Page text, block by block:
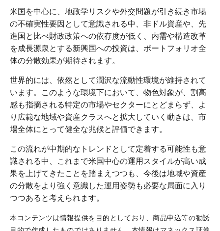
米国を中心に、地政学リスクや外交問題が引き続き市場
の不確実性要因として意識される中、非ドル資産や、先
進国と比べ財政政策への依存度が低く、内需や構造改革
を成長源泉とする新興国への投資は、ポートフォリオ全
体の分散効果が期待されます。
世界的には、依然として潤沢な流動性環境が維持されて
います。このような環境下において、物色対象が、割高
感も指摘される特定の市場やセクターにとどまらず、よ
り広範な地域や資産クラスへと拡大していく動きは、市
場全体にとって健全な兆候と評価できます。
この流れが中期的なトレンドとして定着する可能性も意
識される中、これまで米国中心の運用スタイルが高い成
果を上げてきたことを踏まえつつも、今後は地域や資産
の分散をより強く意識した運用姿勢も必要な局面に入り
つつあると考えられます。
本コンテンツは情報提供を目的としており、商品申込等の勧誘